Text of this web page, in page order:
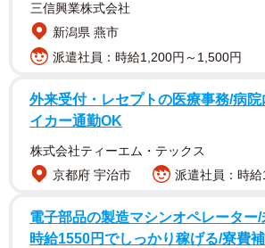
アニメの終盤、炭治郎は「柱」と呼ば
たちに面会します。アニメのシーンで
珍しいフォントが使われています。
三信興業株式会社
新潟県 燕市
派遣社員：時給1,200円～1,500円
外来受付・レセプトの医療事務/病院
イカー通勤OK
株式会社ティーエム・テックス
京都府 宇治市
派遣社員：時給
電子部品の製造マシンオペレーター
時給1550円でしっかり稼げる/寮費